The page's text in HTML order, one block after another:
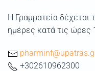
Η Γραμματεία δέχεται
ημέρες κατά τις ώρες
+302610962300